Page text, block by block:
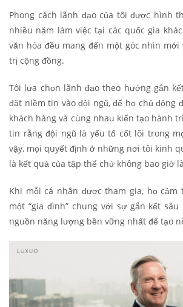
Phong cách lãnh đạo của tôi được hình
nhiều năm làm việc tại các quốc gia
văn hóa đều mang đến một góc nhìn mới
trị cộng đồng.
Tôi lựa chọn lãnh đạo theo hướng gắn
đặt niềm tin vào đội ngũ, để họ chủ động
khách hàng và cùng nhau kiến tạo hành
tin rằng đội ngũ là yếu tố cốt lõi trong
vậy, mọi quyết định ở những nơi tôi kinh
là kết quả của tập thể chứ không bao giờ
Khi mỗi cá nhân được tham gia, họ cảm
một “gia đình” chung với sự gắn kết sâu
nguồn năng lượng bền vững nhất để tạo